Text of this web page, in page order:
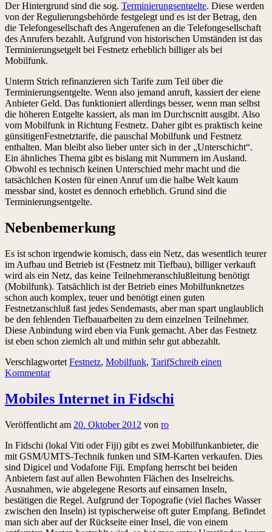
Der Hintergrund sind die sog. Terminierungsentgelte. Diese werden
von der Regulierungsbehörde festgelegt und es ist der Betrag, den
die Telefongesellschaft des Angerufenen an die Telefongesellschaft
des Anrufers bezahlt. Aufgrund von historischen Umständen ist das
Terminierungsetgelt bei Festnetz erheblich billiger als bei
Mobilfunk.
Unterm Strich refinanzieren sich Tarife zum Teil über die
Terminierungsentgelte. Wenn also jemand anruft, kassiert der eiene
Anbieter Geld. Das funktioniert allerdings besser, wenn man selbst
die höheren Entgelte kassiert, als man im Durchscnitt ausgibt. Also
vom Mobilfunk in Richtung Festnetz. Daher gibt es praktisch keine
günsitigenFestnetztarife, die pauschal Mobilfunk und Festnetz
enthalten. Man bleibt also lieber unter sich in der „Unterschicht“.
Ein ähnliches Thema gibt es bislang mit Nummern im Ausland.
Obwohl es technisch keinen Unterschied mehr macht und die
tatsächlchen Kosten für einen Anruf um die halbe Welt kaum
messbar sind, kostet es dennoch erheblich. Grund sind die
Terminierungsentgelte.
Nebenbemerkung
Es ist schon irgendwie komisch, dass ein Netz, das wesentlich teurer
im Aufbau und Betrieb ist (Festnetz mit Tiefbau), billiger verkauft
wird als ein Netz, das keine Teilnehmeranschlußleitung benötigt
(Mobilfunk). Tatsächlich ist der Betrieb eines Mobilfunknetzes
schon auch komplex, teuer und benötigt einen guten
Festnetzanschluß fast jedes Sendemasts, aber man spart unglaublich
be den fehlenden Tiefbauarbeiten zu dem einzelnen Teilnehmer.
Diese Anbindung wird eben via Funk gemacht. Aber das Festnetz
ist eben schon ziemlch alt und mithin sehr gut abbezahlt.
Verschlagwortet Festnetz, Mobilfunk, TarifSchreib einen
Kommentar
Mobiles Internet in Fidschi
Veröffentlicht am 20. Oktober 2012 von ro
In Fidschi (lokal Viti oder Fiji) gibt es zwei Mobilfunkanbieter, die
mit GSM/UMTS-Technik funken und SIM-Karten verkaufen. Dies
sind Digicel und Vodafone Fiji. Empfang herrscht bei beiden
Anbietern fast auf allen Bewohnten Flächen des Inselreichs.
Ausnahmen, wie abgelegene Resorts auf einsamen Inseln,
bestätigen die Regel. Aufgrund der Topografie (viel flaches Wasser
zwischen den Inseln) ist typischerweise oft guter Empfang. Befindet
man sich aber auf der Rückseite einer Insel, die von einem